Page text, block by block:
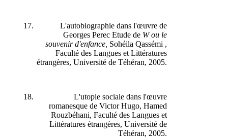
L'autobiographie dans l'œuvre de
Georges Perec Etude deW ou le
souvenir d'enfance,Sohéila Qassémi ,
Faculté des Langues et Littératures
étrangères, Université de Téhéran, 2005.
L'utopie sociale dans l'œuvre
romanesque de Victor Hugo, Hamed
Rouzbéhani, Faculté des Langues et
Littératures étrangères, Université de
Téhéran, 2005.